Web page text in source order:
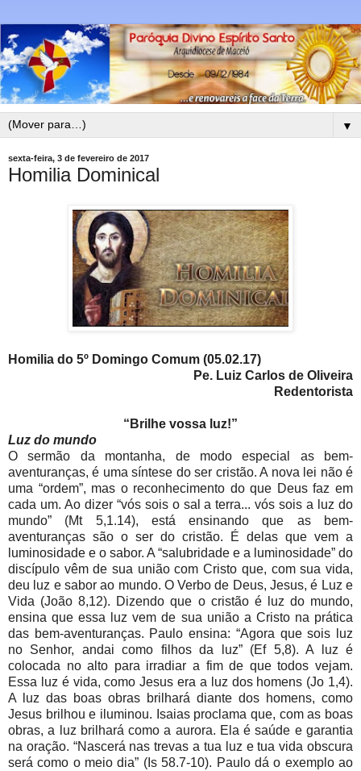
▼
sexta-feira, 3 de fevereiro de 2017
Homilia Dominical
Homilia do 5º Domingo Comum (05.02.17)
Pe. Luiz Carlos de Oliveira
Redentorista
“Brilhe vossa luz!”
Luz do mundo
O sermão da montanha, de modo especial as bem-
aventuranças, é uma síntese do ser cristão. A nova lei não é
uma “ordem”, mas o reconhecimento do que Deus faz em
cada um. Ao dizer “vós sois o sal a terra... vós sois a luz do
mundo” (Mt 5,1.14), está ensinando que as bem-
aventuranças são o ser do cristão. É delas que vem a
luminosidade e o sabor. A “salubridade e a luminosidade” do
discípulo vêm de sua união com Cristo que, com sua vida,
deu luz e sabor ao mundo. O Verbo de Deus, Jesus, é Luz e
Vida (João 8,12). Dizendo que o cristão é luz do mundo,
ensina que essa luz vem de sua união a Cristo na prática
das bem-aventuranças. Paulo ensina: “Agora que sois luz
no Senhor, andai como filhos da luz” (Ef 5,8). A luz é
colocada no alto para irradiar a fim de que todos vejam.
Essa luz é vida, como Jesus era a luz dos homens (Jo 1,4).
A luz das boas obras brilhará diante dos homens, como
Jesus brilhou e iluminou. Isaias proclama que, com as boas
obras, a luz brilhará como a aurora. Ela é saúde e garantia
na oração. “Nascerá nas trevas a tua luz e tua vida obscura
será como o meio dia” (Is 58.7-10). Paulo dá o exemplo ao